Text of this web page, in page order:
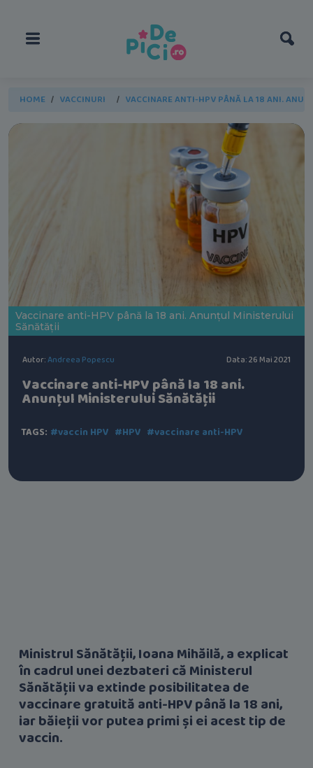
HOME VACCINURI VACCINARE ANTI-HPV PÂNĂ LA 18 ANI.
Vaccinare anti-HPV până la 18 ani. Anunțul Ministerului
Sănătății
Autor:Andreea Popescu Data: 26 Mai 2021
Vaccinare anti-HPV până la 18 ani.
Anunțul Ministerului Sănătății
TAGS: #vaccin HPV #HPV #vaccinare anti-HPV
Ministrul Sănătății, Ioana Mihăilă, a explicat
în cadrul unei dezbateri că Ministerul
Sănătății va extinde posibilitatea de
vaccinare gratuită anti-HPV până la 18 ani,
iar băieții vor putea primi și ei acest tip de
vaccin.